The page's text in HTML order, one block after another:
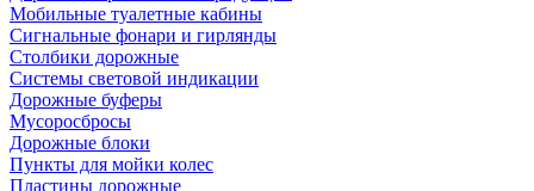
Мобильные туалетные кабины
Сигнальные фонари и гирлянды
Столбики дорожные
Системы световой индикации
Дорожные буферы
Мусоросбросы
Дорожные блоки
Пункты для мойки колес
Пластины дорожные